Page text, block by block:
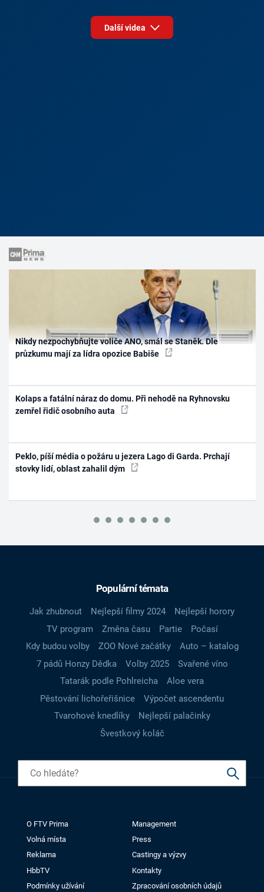
Další videa
Nikdy nezpochybňujte voliče ANO, smál se Staněk. Dle
průzkumu mají za lídra opozice Babiše
Kolaps a fatální náraz do domu. Při nehodě na Ryhnovsku
zemřel řidič osobního auta
Peklo, píší média o požáru u jezera Lago di Garda. Prchají
stovky lidí, oblast zahalil dým
Populární témata
Jak zhubnout Nejlepší filmy 2024
Nejlepší horory
TV program
Změna času Partie
Počasí
Kdy budou volby
ZOO Nové začátky
Auto – katalog
7 pádů Honzy Dědka
Volby 2025
Svařené víno
Tatarák podle Pohlreicha
Aloe vera
Pěstování lichořeřišnice
Výpočet ascendentu
Tvarohové knedlíky
Nejlepší palačinky
Švestkový koláč
O FTV Prima
Management
Volná místa
Press
Reklama
Castingy a výzvy
HbbTV
Kontakty
Podmínky užívání
Zpracování osobních údajů